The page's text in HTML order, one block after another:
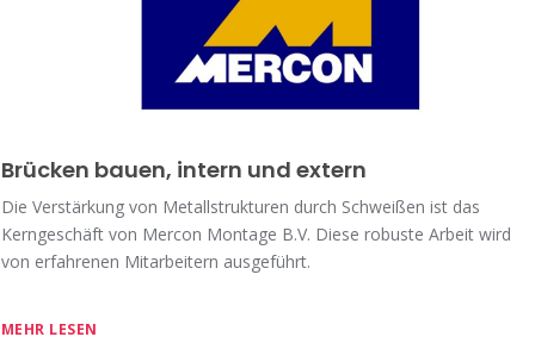
Brücken bauen, intern und extern
Die Verstärkung von Metallstrukturen durch Schweißen ist das
Kerngeschäft von Mercon Montage B.V. Diese robuste Arbeit wird
von erfahrenen Mitarbeitern ausgeführt.
MEHR LESEN